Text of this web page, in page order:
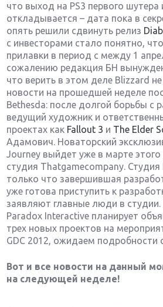
что выход на PS3 первого шутера
откладывается – дата пока в
опять решили сдвинуть релиз
с инвесторами стало понятно,
прилавки в период с между 1
сожалению редакция БН
что верить в этом деле Blizzard
новости на прошедшей неделе
Bethesda: после долгой борьбы с
ведущий художник и
проектах как Fallout 3 и The Elder
Адамович. Новаторский
Journey выйдет уже в марте
студия Thatgamecompany. Студия
только что завершившая
уже готова приступить к
заявляют главные люди в
Paradox Interactive планирует
трех новых проектов на
GDC 2012, ожидаем подробности
Вот и все новости на данный
на следующей неделе!